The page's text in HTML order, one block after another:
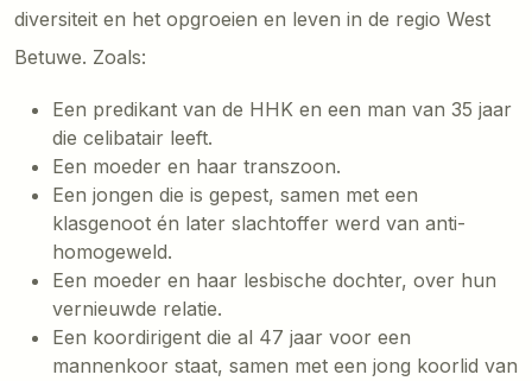
diversiteit en het opgroeien en leven in de regio West
Betuwe. Zoals:
Een predikant van de HHK en een man van 35 jaar
die celibatair leeft.
Een moeder en haar transzoon.
Een jongen die is gepest, samen met een
klasgenoot én later slachtoffer werd van anti-
homogeweld.
Een moeder en haar lesbische dochter, over hun
vernieuwde relatie.
Een koordirigent die al 47 jaar voor een
mannenkoor staat, samen met een jong koorlid van